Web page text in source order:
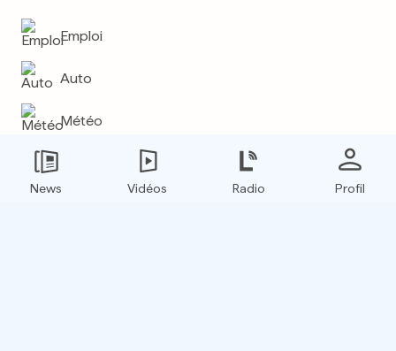
Emploi
Auto
Météo
Plus
News Vidéos Radio Profil